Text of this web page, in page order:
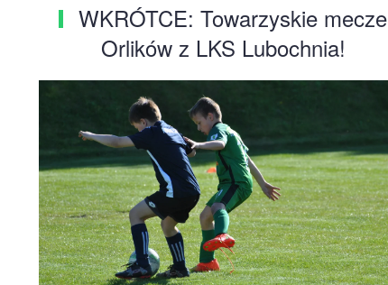
WKRÓTCE: Towarzyskie mecze
Orlików z LKS Lubochnia!